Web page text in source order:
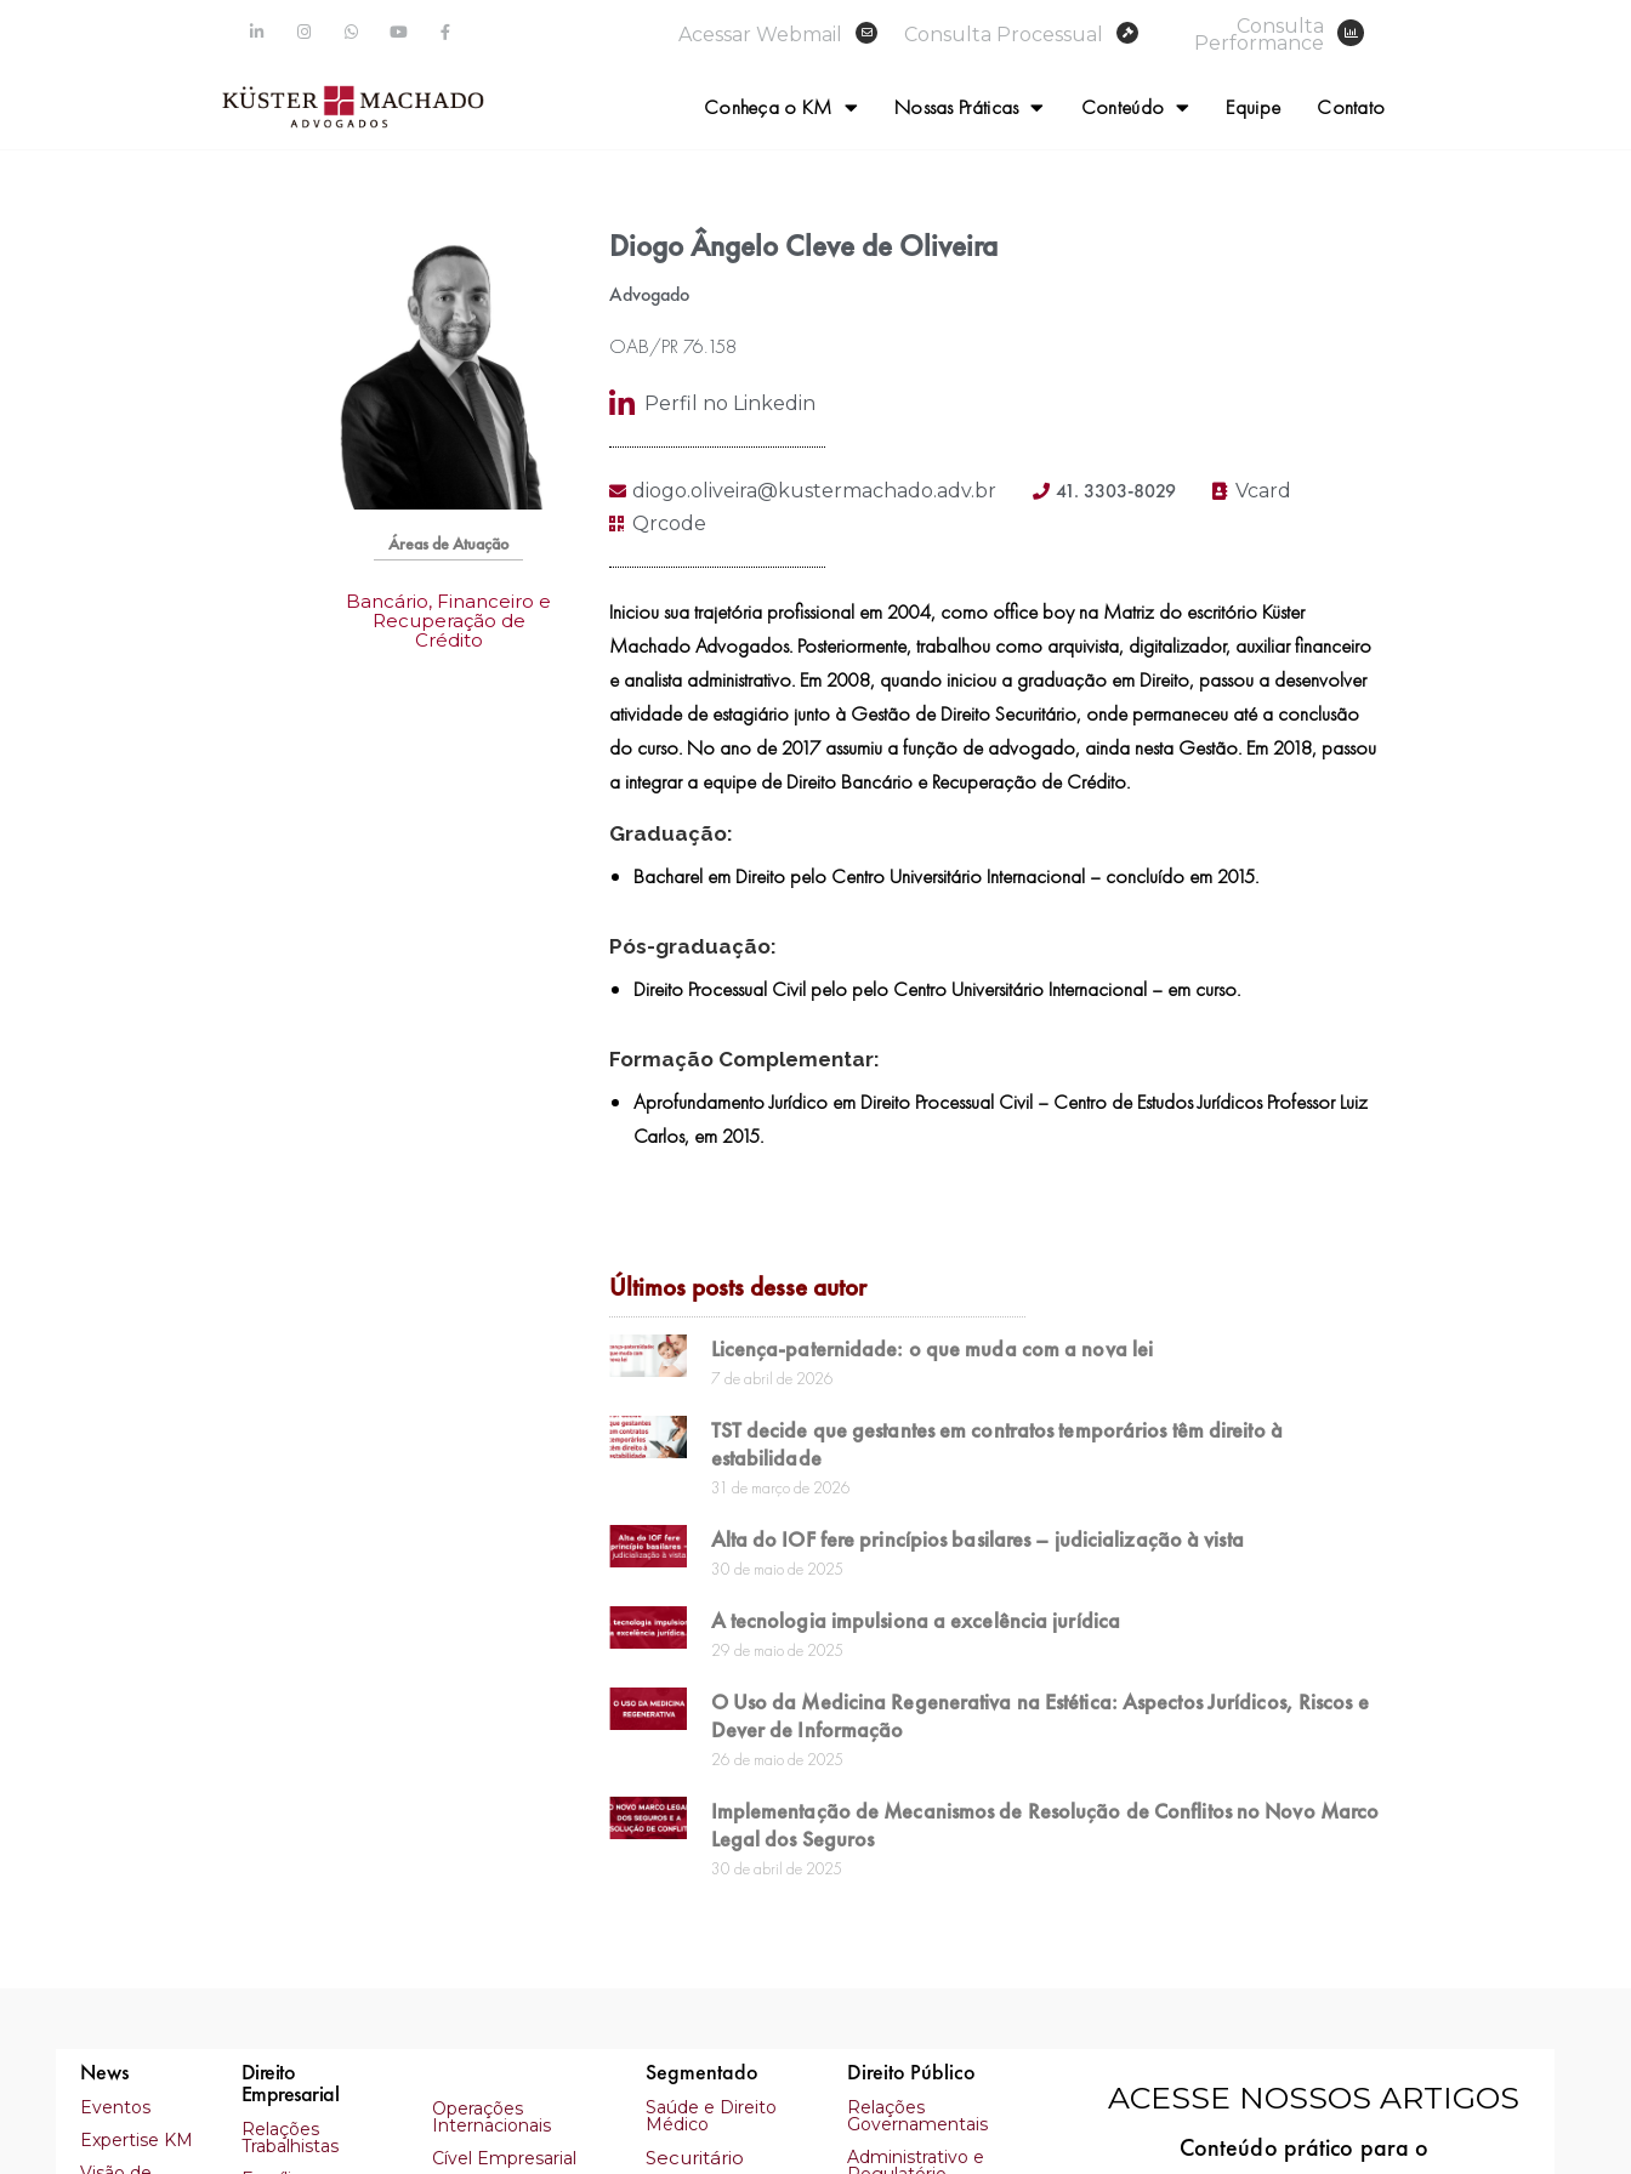
Acessar Webmail Consulta Processual Consulta
Performance
Conheça o KM Nossas Práticas Conteúdo Equipe Contato
Áreas de Atuação
Bancário, Financeiro e
Recuperação de
Crédito
Diogo Ângelo Cleve de Oliveira
Advogado
OAB/PR 76.158
Perfil no Linkedin
diogo.oliveira@kustermachado.adv.br 41. 3303-8029
Vcard
Qrcode
Iniciou sua trajetória profissional em 2004, como office boy na Matriz do escritório Küster
Machado Advogados. Posteriormente, trabalhou como arquivista, digitalizador, auxiliar financeiro
e analista administrativo. Em 2008, quando iniciou a graduação em Direito, passou a desenvolver
atividade de estagiário junto à Gestão de Direito Securitário, onde permaneceu até a conclusão
do curso. No ano de 2017 assumiu a função de advogado, ainda nesta Gestão. Em 2018, passou
a integrar a equipe de Direito Bancário e Recuperação de Crédito.
Graduação:
Bacharel em Direito pelo Centro Universitário Internacional – concluído em 2015.
Pós-graduação:
Direito Processual Civil pelo pelo Centro Universitário Internacional – em curso.
Formação Complementar:
Aprofundamento Jurídico em Direito Processual Civil – Centro de Estudos Jurídicos Professor Luiz
Carlos, em 2015.
Últimos posts desse autor
Licença-paternidade: o que muda com a nova lei
7 de abril de 2026
TST decide que gestantes em contratos temporários têm direito à
estabilidade
31 de março de 2026
Alta do IOF fere princípios basilares – judicialização à vista
30 de maio de 2025
A tecnologia impulsiona a excelência jurídica
29 de maio de 2025
O Uso da Medicina Regenerativa na Estética: Aspectos Jurídicos, Riscos e
Dever de Informação
26 de maio de 2025
Implementação de Mecanismos de Resolução de Conflitos no Novo Marco
Legal dos Seguros
30 de abril de 2025
News
Eventos
Expertise KM
Direito
Empresarial
Relações
Trabalhistas
Operações
Internacionais
Cível Empresarial
Segmentado
Saúde e Direito
Médico
Securitário
Direito Público
Relações
Governamentais
Administrativo e
ACESSE NOSSOS ARTIGOS
Conteúdo prático para o